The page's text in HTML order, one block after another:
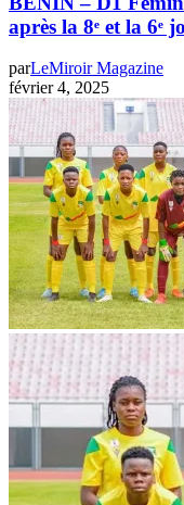
après la 8ᵉ et la 6ᵉ
parLeMiroir Magazine
février 4, 2025